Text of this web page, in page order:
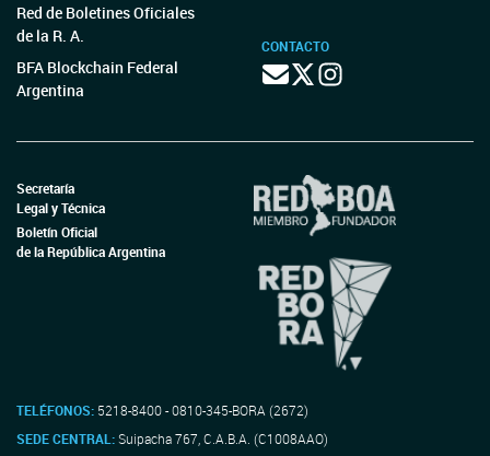
Red de Boletines Oficiales
de la R. A.
BFA Blockchain Federal
Argentina
CONTACTO
Secretaría
Legal y Técnica
Boletín Oficial
de la República Argentina
TELÉFONOS: 5218-8400 - 0810-345-BORA (2672)
SEDE CENTRAL:Suipacha 767, C.A.B.A. (C1008AAO)